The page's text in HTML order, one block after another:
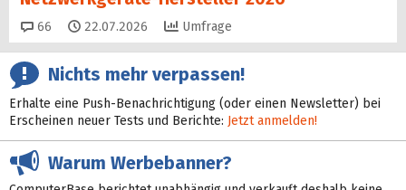
66 Kommentare
22.07.2026 Umfrage
Nichts mehr verpassen!
Erhalte eine Push-Benachrichtigung (oder einen Newsletter) bei
Erscheinen neuer Tests und Berichte: Jetzt anmelden!
Warum Werbebanner?